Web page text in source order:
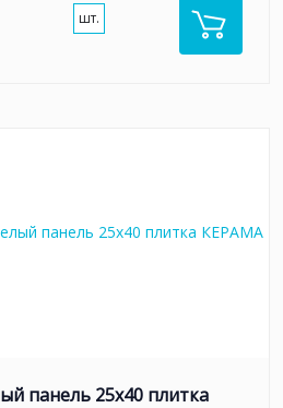
шт.
панель 25x40 плитка